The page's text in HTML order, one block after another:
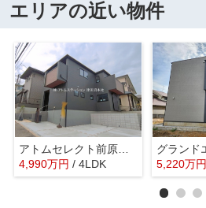
エリアの近い物件
アトムセレクト前原東６丁目 第21号棟
4,990万円 / 4LDK
5,220万円